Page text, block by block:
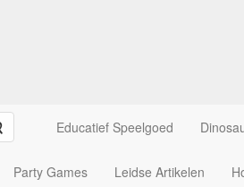
Zoeken Educatief Speelgoed
Party Games Leidse Artikelen